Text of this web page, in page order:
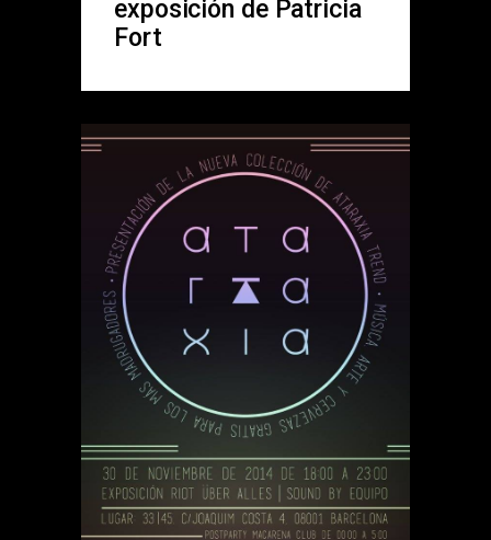
exposición de Patricia
Fort